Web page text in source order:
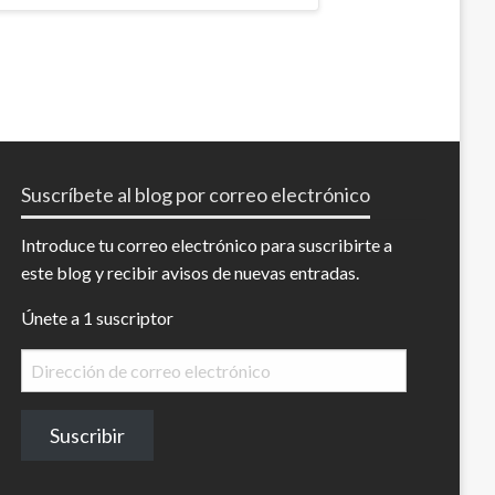
Suscríbete al blog por correo electrónico
Introduce tu correo electrónico para suscribirte a
este blog y recibir avisos de nuevas entradas.
Únete a 1 suscriptor
Dirección
de
electrónico
Suscribir